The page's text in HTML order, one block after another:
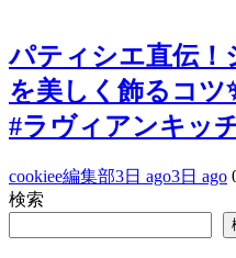
パティシエ直伝！
を美しく飾るコツ
#ラヴィアンキッ
cookiee編集部3日 ago3日 ago
検索